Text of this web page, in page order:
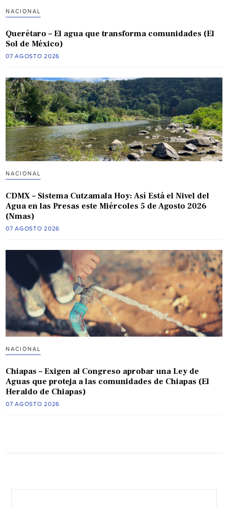
NACIONAL
Querétaro – El agua que transforma comunidades (El
Sol de México)
07 AGOSTO 2026
NACIONAL
CDMX – Sistema Cutzamala Hoy: Así Está el Nivel del
Agua en las Presas este Miércoles 5 de Agosto 2026
(Nmas)
07 AGOSTO 2026
NACIONAL
Chiapas – Exigen al Congreso aprobar una Ley de
Aguas que proteja a las comunidades de Chiapas (El
Heraldo de Chiapas)
07 AGOSTO 2026